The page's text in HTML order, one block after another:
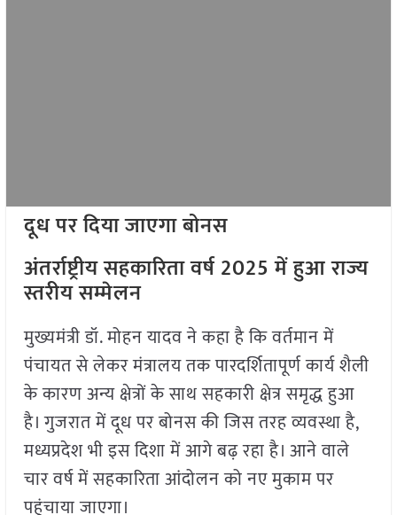
दूध पर दिया जाएगा बोनस
अंतर्राष्ट्रीय सहकारिता वर्ष 2025 में हुआ राज्य
स्तरीय सम्मेलन
मुख्यमंत्री डॉ. मोहन यादव ने कहा है कि वर्तमान में
पंचायत से लेकर मंत्रालय तक पारदर्शितापूर्ण कार्य शैली
के कारण अन्य क्षेत्रों के साथ सहकारी क्षेत्र समृद्ध हुआ
है। गुजरात में दूध पर बोनस की जिस तरह व्यवस्था है,
मध्यप्रदेश भी इस दिशा में आगे बढ़ रहा है। आने वाले
चार वर्ष में सहकारिता आंदोलन को नए मुकाम पर
पहुंचाया जाएगा।